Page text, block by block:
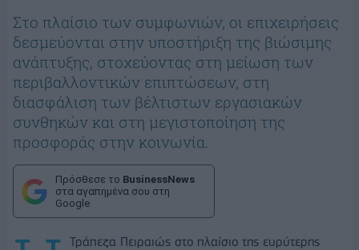
Στο πλαίσιο των συμφωνιών, οι επιχειρήσεις
δεσμεύονται στην υποστήριξη της βιώσιμης
ανάπτυξης, στοχεύοντας στη μείωση των
περιβαλλοντικών επιπτώσεων, στη
διασφάλιση των βέλτιστων εργασιακών
συνθηκών και στη μεγιστοποίηση της
προσφοράς στην κοινωνία.
Πρόσθεσε το BusinessNews
στα αγαπημένα σου στη
Google
Τράπεζα Πειραιώς στο πλαίσιο της ευρύτερης